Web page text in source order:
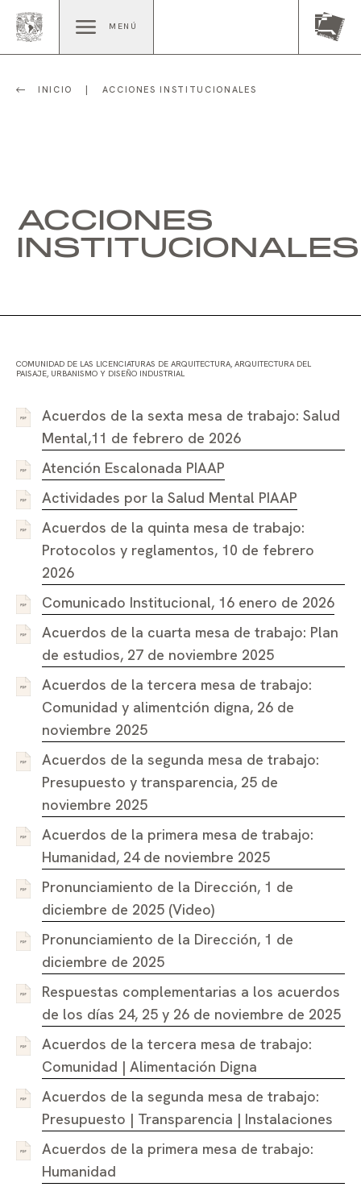
MENÚ
INICIO ACCIONES INSTITUCIONALES
ACCIONES
INSTITUCIONALES
COMUNIDAD DE LAS LICENCIATURAS DE ARQUITECTURA, ARQUITECTURA DEL
PAISAJE, URBANISMO Y DISEÑO INDUSTRIAL
Acuerdos de la sexta mesa de trabajo: Salud
Mental,11 de febrero de 2026
Atención Escalonada PIAAP
Actividades por la Salud Mental PIAAP
Acuerdos de la quinta mesa de trabajo:
Protocolos y reglamentos, 10 de febrero
2026
Comunicado Institucional, 16 enero de 2026
Acuerdos de la cuarta mesa de trabajo: Plan
de estudios, 27 de noviembre 2025
Acuerdos de la tercera mesa de trabajo:
Comunidad y alimentción digna, 26 de
noviembre 2025
Acuerdos de la segunda mesa de trabajo:
Presupuesto y transparencia, 25 de
noviembre 2025
Acuerdos de la primera mesa de trabajo:
Humanidad, 24 de noviembre 2025
Pronunciamiento de la Dirección, 1 de
diciembre de 2025 (Video)
Pronunciamiento de la Dirección, 1 de
diciembre de 2025
Respuestas complementarias a los acuerdos
de los días 24, 25 y 26 de noviembre de 2025
Acuerdos de la tercera mesa de trabajo:
Comunidad | Alimentación Digna
Acuerdos de la segunda mesa de trabajo:
Presupuesto | Transparencia | Instalaciones
Acuerdos de la primera mesa de trabajo:
Humanidad